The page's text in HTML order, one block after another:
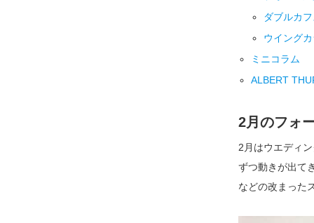
ダブルカ
ウイング
ミニコラム
ALBERT
2月のフォ
2月はウエディ
ずつ動きが出て
などの改まった